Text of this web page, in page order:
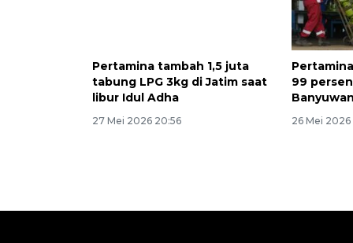
Pertamina tambah 1,5 juta
tabung LPG 3kg di Jatim saat
libur Idul Adha
27 Mei 2026 20:56
99
26 Mei